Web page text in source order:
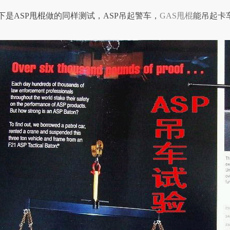
是ASP甩棍做的同样测试，ASP吊起警车， GAS甩棍能吊起卡